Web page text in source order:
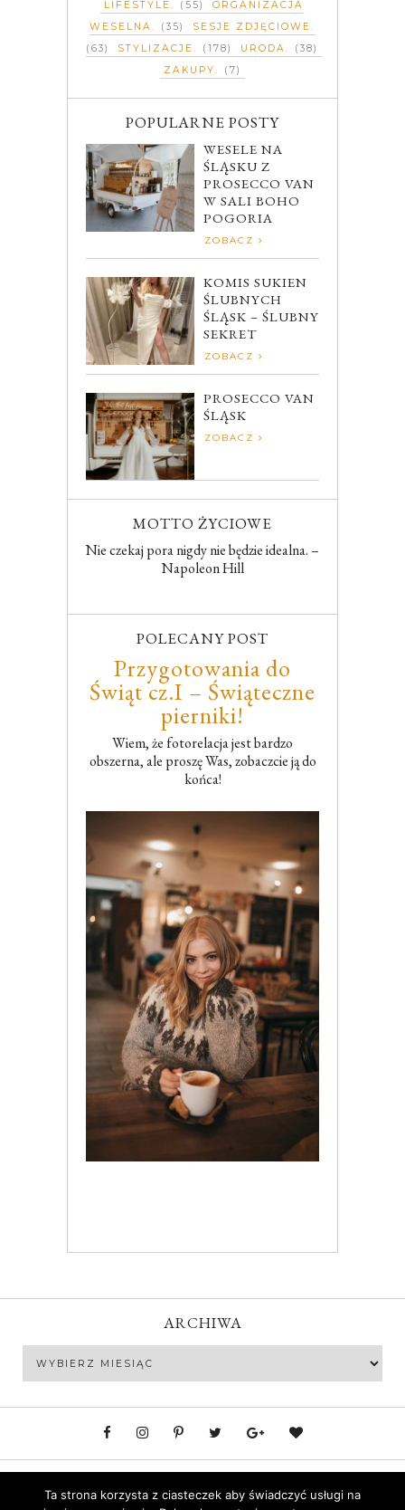
LIFESTYLE
(55)
ORGANIZACJA
WESELNA
(35)
SESJE ZDJĘCIOWE
(63)
STYLIZACJE (178) URODA
(38)
ZAKUPY
(7)
POPULARNE POSTY
WESELE NA
ŚLĄSKU Z
PROSECCO VAN
W SALI BOHO
POGORIA
ZOBACZ
KOMIS SUKIEN
ŚLUBNYCH
ŚLĄSK – ŚLUBNY
SEKRET
ZOBACZ
PROSECCO VAN
ŚLĄSK
ZOBACZ
MOTTO ŻYCIOWE
Nie czekaj pora nigdy nie będzie idealna. –
Napoleon Hill
POLECANY POST
Przygotowania do
Świąt cz.I – Świąteczne
pierniki!
Wiem, że fotorelacja jest bardzo
obszerna, ale proszę Was, zobaczcie ją do
końca!
ARCHIWA
Archiwa
Ta strona korzysta z ciasteczek aby świadczyć usługi na